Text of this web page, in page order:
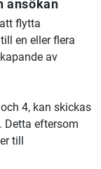
ansökan
flytta
en eller flera
av
4, kan skickas
Detta eftersom
till